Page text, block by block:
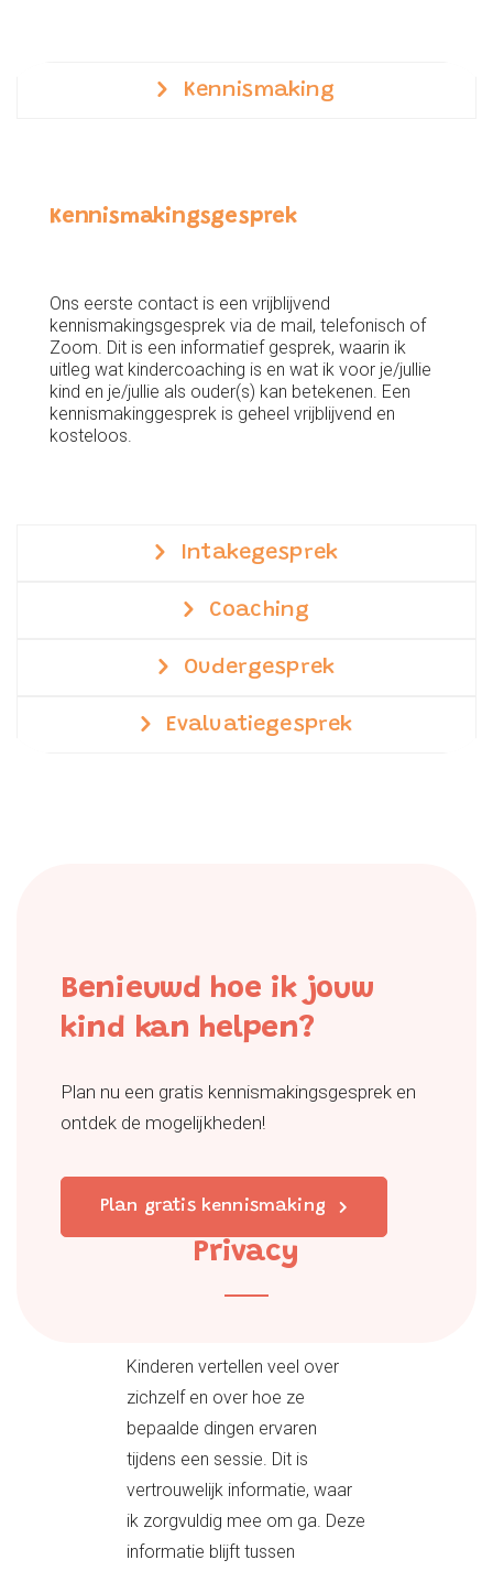
Kennismaking
Kennismakingsgesprek
Ons eerste contact is een vrijblijvend
kennismakingsgesprek via de mail, telefonisch of
Zoom. Dit is een informatief gesprek, waarin ik
uitleg wat kindercoaching is en wat ik voor je/jullie
kind en je/jullie als ouder(s) kan betekenen. Een
kennismakinggesprek is geheel vrijblijvend en
kosteloos.
Intakegesprek
Coaching
Oudergesprek
Evaluatiegesprek
Benieuwd hoe ik jouw
kind kan helpen?
Plan nu een gratis kennismakingsgesprek en
ontdek de mogelijkheden!
Plan gratis kennismaking
Privacy
Kinderen vertellen veel over
zichzelf en over hoe ze
bepaalde dingen ervaren
tijdens een sessie. Dit is
vertrouwelijk informatie, waar
ik zorgvuldig mee om ga. Deze
informatie blijft tussen